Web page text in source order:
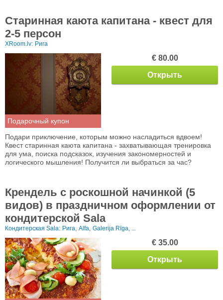
Старинная каюта капитана - квест для
2-5 персон
XRoom.lv: Рига
Подарочный купон
€ 80.00
Открыть
Подари приключение, которым можно насладиться вдвоем!
Квест старинная каюта капитана - захватывающая тренировка
для ума, поиска подсказок, изучения закономерностей и
логического мышления! Получится ли выбраться за час?
Крендель с роскошной начинкой (5
видов) в праздничном оформлении от
кондитерской Sala
Кондитерская Sala: Рига, Alfa, Galerija Rīga, ...
€ 35.00
Открыть